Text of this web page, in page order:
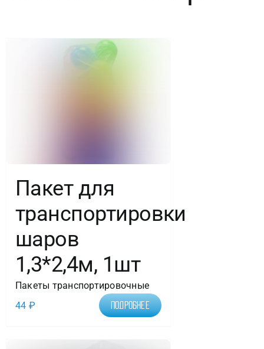
Пакет для
транспортировки
шаров
1,3*2,4м, 1шт
Пакеты транспортировочные
44 ₽ Подробнее